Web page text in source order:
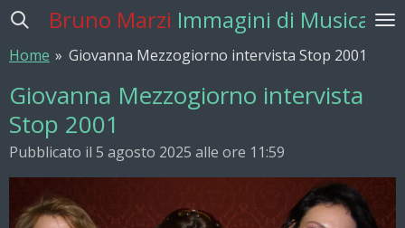
Vai
contenuto
Bruno Marzi Immagini di Musica
Home » Giovanna Mezzogiorno intervista Stop 2001
Giovanna Mezzogiorno intervista
Stop 2001
Pubblicato il 5 agosto 2025 alle ore 11:59